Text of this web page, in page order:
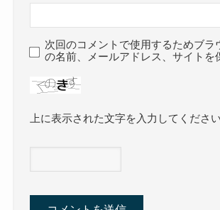
次回のコメントで使用するためブラ
の名前、メールアドレス、サイトを
上に表示された文字を入力してください